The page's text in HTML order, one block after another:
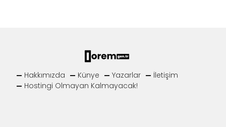
Hakkımızda Künye Yazarlar
İletişim
Hostingi Olmayan Kalmayacak!